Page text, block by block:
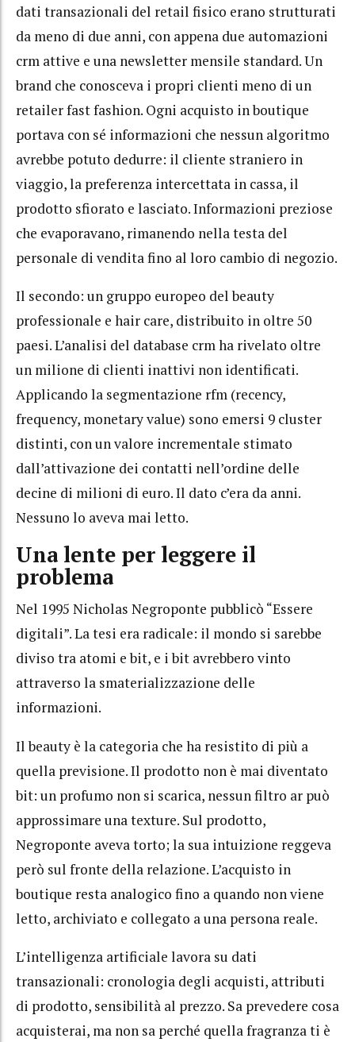
dati transazionali del retail fisico erano strutturati
da meno di due anni, con appena due automazioni
crm attive e una newsletter mensile standard. Un
brand che conosceva i propri clienti meno di un
retailer fast fashion. Ogni acquisto in boutique
portava con sé informazioni che nessun algoritmo
avrebbe potuto dedurre: il cliente straniero in
viaggio, la preferenza intercettata in cassa, il
prodotto sfiorato e lasciato. Informazioni preziose
che evaporavano, rimanendo nella testa del
personale di vendita fino al loro cambio di negozio.
Il secondo: un gruppo europeo del beauty
professionale e hair care, distribuito in oltre 50
paesi. L’analisi del database crm ha rivelato oltre
un milione di clienti inattivi non identificati.
Applicando la segmentazione rfm (recency,
frequency, monetary value) sono emersi 9 cluster
distinti, con un valore incrementale stimato
dall’attivazione dei contatti nell’ordine delle
decine di milioni di euro. Il dato c’era da anni.
Nessuno lo aveva mai letto.
Una lente per leggere il
problema
Nel 1995 Nicholas Negroponte pubblicò “Essere
digitali”. La tesi era radicale: il mondo si sarebbe
diviso tra atomi e bit, e i bit avrebbero vinto
attraverso la smaterializzazione delle
informazioni.
Il beauty è la categoria che ha resistito di più a
quella previsione. Il prodotto non è mai diventato
bit: un profumo non si scarica, nessun filtro ar può
approssimare una texture. Sul prodotto,
Negroponte aveva torto; la sua intuizione reggeva
però sul fronte della relazione. L’acquisto in
boutique resta analogico fino a quando non viene
letto, archiviato e collegato a una persona reale.
L’intelligenza artificiale lavora su dati
transazionali: cronologia degli acquisti, attributi
di prodotto, sensibilità al prezzo. Sa prevedere cosa
acquisterai, ma non sa perché quella fragranza ti è